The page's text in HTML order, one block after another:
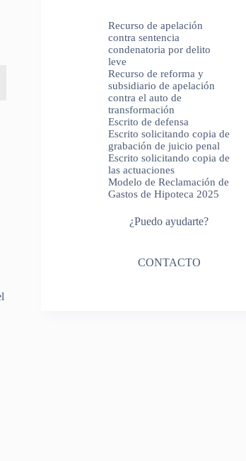
Recurso de apelación
contra sentencia
condenatoria por delito
leve
Recurso de reforma y
subsidiario de apelación
contra el auto de
transformación
Escrito de defensa
Escrito solicitando copia de
grabación de juicio penal
Escrito solicitando copia de
las actuaciones
Modelo de Reclamación de
Gastos de Hipoteca 2025
¿Puedo ayudarte?
CONTACTO